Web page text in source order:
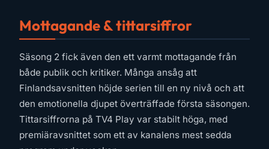
Mottagande & tittarsiffror
Säsong 2 fick även den ett varmt mottagande från
både publik och kritiker. Många ansåg att
Finlandsavsnitten höjde serien till en ny nivå och att
den emotionella djupet överträffade första säsongen.
Tittarsiffrorna på TV4 Play var stabilt höga, med
premiäravsnittet som ett av kanalens mest sedda